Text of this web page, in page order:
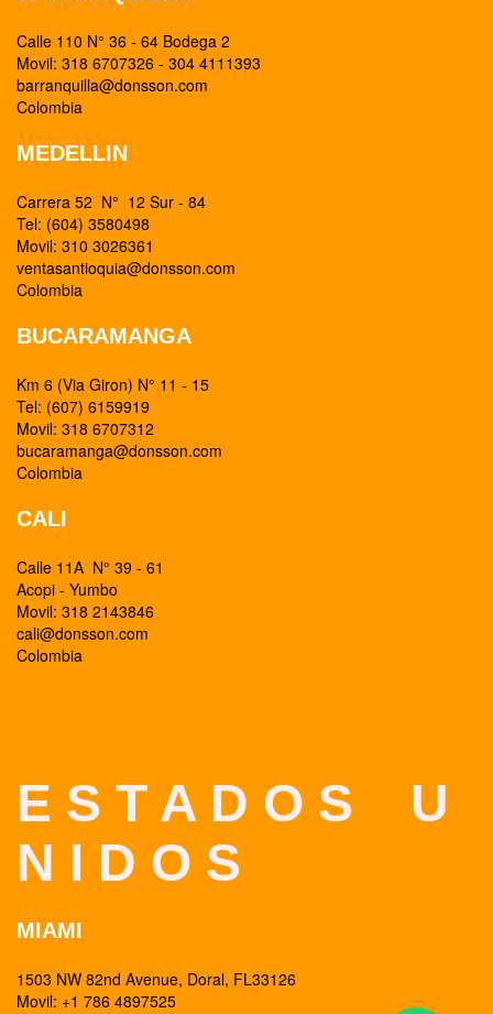
Calle 110 N° 36 - 64 Bodega 2
Movil: 318 6707326 - 304 4111393
barranquilla@donsson.com
Colombia
MEDELLIN
Carrera 52 N° 12 Sur - 84
Tel: (604) 3580498
Movil: 310 3026361
ventasantioquia@donsson.com
Colombia
BUCARAMANGA
Km 6 (Via Giron) N° 11 - 15
Tel: (607) 6159919
Movil: 318 6707312
bucaramanga@donsson.com
Colombia
CALI
Calle 11A N° 39 - 61
Acopi - Yumbo
Movil: 318 2143846
cali@donsson.com
Colombia
E S T A D O S U
N I D O S
MIAMI
1503 NW 82nd Avenue, Doral, FL33126
Movil: +1 786 4897525